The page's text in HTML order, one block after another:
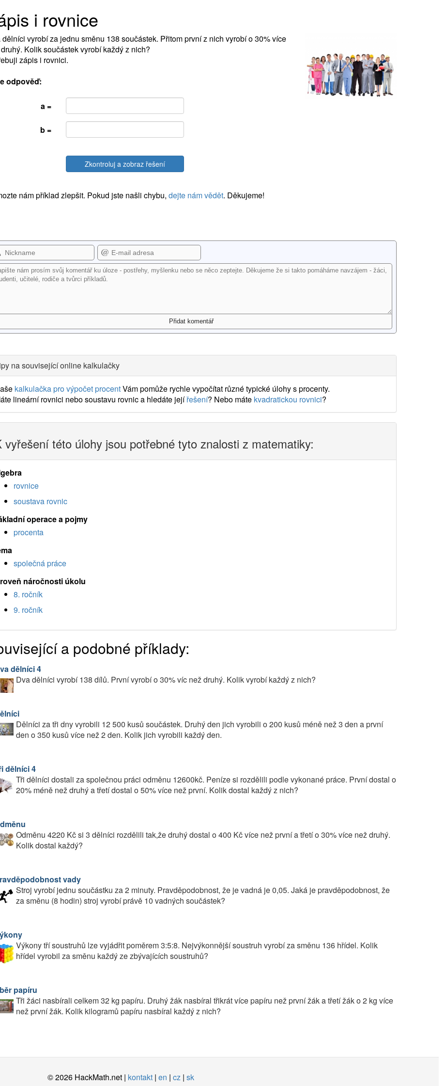
i rovnice
dělníci vyrobí za jednu směnu 138 součástek. Přitom první z nich vyrobí o 30% více
Kolik součástek vyrobí každý z nich?
zápis i rovnici.
odpověď:
a =
b =
Zkontroluj a zobraz řešení
nám příklad zlepšit. Pokud jste našli chybu, dejte nám vědět. Děkujeme!
na související online kalkulačky
kalkulačka pro výpočet procentVám pomůže rychle vypočítat různé typické úlohy s procenty.
lineární rovnici nebo soustavu rovnic a hledáte jejířešení? Nebo máte kvadratickou rovnici?
vyřešení této úlohy jsou potřebné tyto znalosti z matematiky:
rovnice
soustava rovnic
operace a pojmy
procenta
společná práce
náročnosti úkolu
8. ročník
9. ročník
a podobné příklady:
dělníci 4
Dva dělníci vyrobí 138 dílů. První vyrobí o 30% víc než druhý. Kolik vyrobí každý z nich?
Dělníci za tři dny vyrobili 12 500 kusů součástek. Druhý den jich vyrobili o 200 kusů méně než 3 den a první
den o 350 kusů více než 2 den. Kolik jich vyrobili každý den.
dělníci 4
Tři dělníci dostali za společnou práci odměnu 12600kč. Peníze si rozdělili podle vykonané práce. První dostal o
20% méně než druhý a třetí dostal o 50% více než první. Kolik dostal každý z nich?
Odměnu 4220 Kč si 3 dělníci rozdělili tak,že druhý dostal o 400 Kč více než první a třetí o 30% více než druhý.
Kolik dostal každý?
vady
Stroj vyrobí jednu součástku za 2 minuty. Pravděpodobnost, že je vadná je 0,05. Jaká je pravděpodobnost, že
za směnu (8 hodin) stroj vyrobí právě 10 vadných součástek?
Výkony tří soustruhů lze vyjádřit poměrem 3:5:8. Nejvýkonnější soustruh vyrobí za směnu 136 hřídel. Kolik
hřídel vyrobil za směnu každý ze zbývajících soustruhů?
papíru
Tři žáci nasbírali celkem 32 kg papíru. Druhý žák nasbíral třikrát více papíru než první žák a třetí žák o 2 kg více
než první žák. Kolik kilogramů papíru nasbíral každý z nich?
© 2026 HackMath.net | kontakt| en | cz| sk